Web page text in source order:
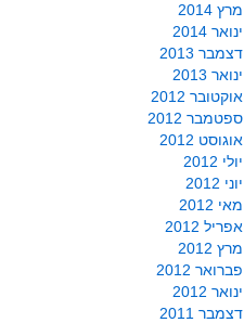
מרץ 2014
ינואר 2014
דצמבר 2013
ינואר 2013
אוקטובר 2012
ספטמבר 2012
אוגוסט 2012
יולי 2012
יוני 2012
מאי 2012
אפריל 2012
מרץ 2012
פברואר 2012
ינואר 2012
דצמבר 2011